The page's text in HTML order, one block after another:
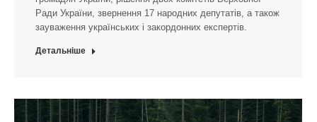
Ради України, звернення 17 народних депутатів, а також
зауваження українських і закордонних експертів.
Детальніше